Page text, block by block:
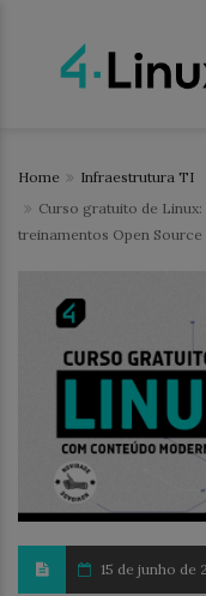
Home
Infraestrutura TI
Curso gratuito de
treinamentos Open Source
15 de junho de